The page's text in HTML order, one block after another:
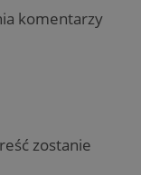
komentarzy
zostanie